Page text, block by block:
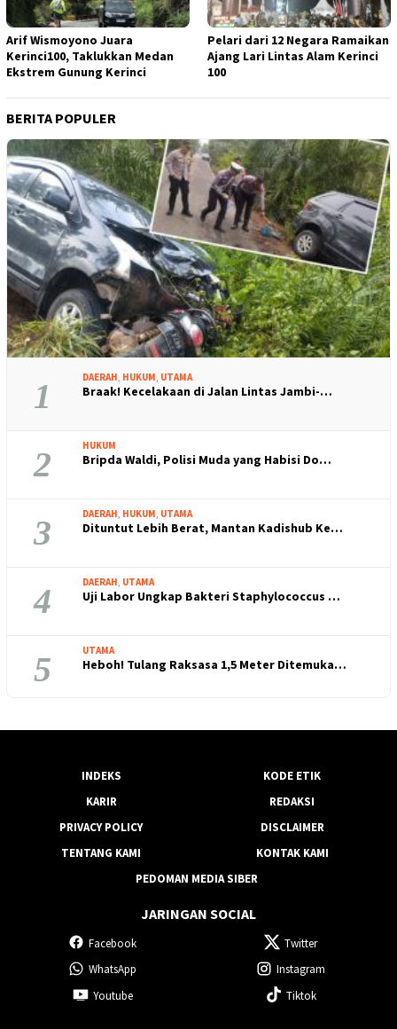
Arif Wismoyono Juara
Kerinci100, Taklukkan Medan
Ekstrem Gunung Kerinci
Pelari dari 12 Negara Ramaikan
Ajang Lari Lintas Alam Kerinci
100
BERITA POPULER
1 DAERAH, HUKUM, UTAMA
Braak! Kecelakaan di Jalan Lintas Jambi-…
2 HUKUM
Bripda Waldi, Polisi Muda yang Habisi Do…
3 DAERAH, HUKUM, UTAMA
Dituntut Lebih Berat, Mantan Kadishub Ke…
4 DAERAH, UTAMA
Uji Labor Ungkap Bakteri Staphylococcus …
5 UTAMA
Heboh! Tulang Raksasa 1,5 Meter Ditemuka…
INDEKS
KODE ETIK
KARIR
REDAKSI
PRIVACY POLICY
DISCLAIMER
TENTANG KAMI
KONTAK KAMI
PEDOMAN MEDIA SIBER
JARINGAN SOCIAL
Facebook
Twitter
WhatsApp
Instagram
Youtube
Tiktok